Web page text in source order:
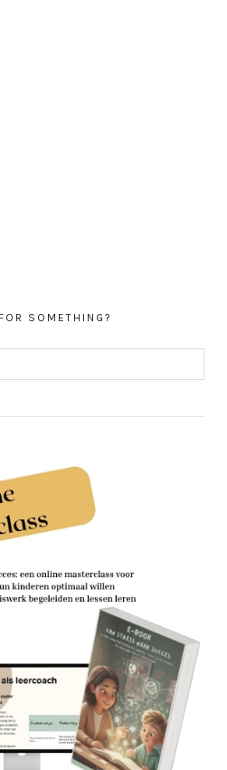
SOMETHING?